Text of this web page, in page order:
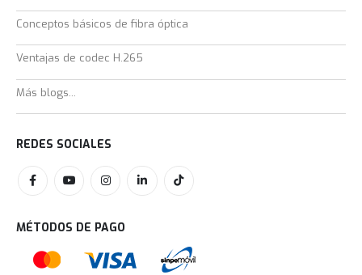
Conceptos básicos de fibra óptica
Ventajas de codec H.265
Más blogs...
REDES SOCIALES
MÉTODOS DE PAGO